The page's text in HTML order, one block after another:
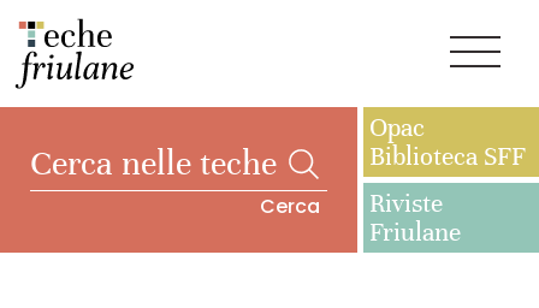
Cerca
Opac
Biblioteca SFF
Riviste
Friulane